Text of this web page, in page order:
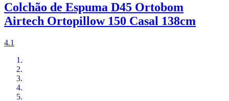
Colchão de Espuma D45 Ortobom
Airtech Ortopillow 150 Casal 138cm
4.1